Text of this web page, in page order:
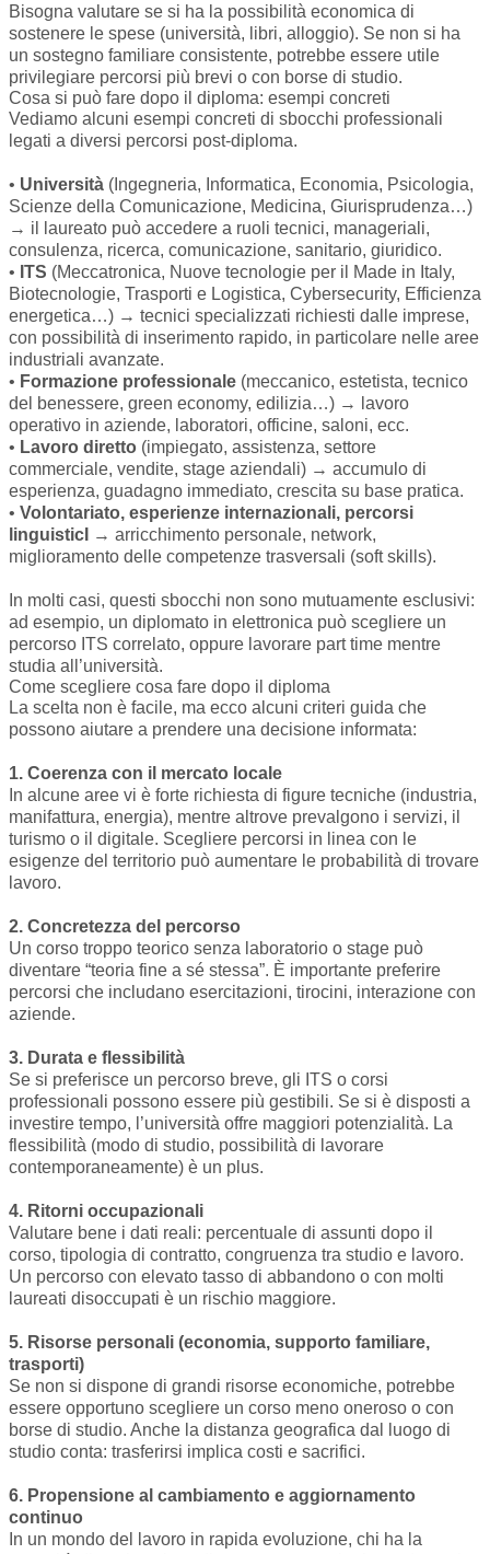
Bisogna valutare se si ha la possibilità economica di
sostenere le spese (università, libri, alloggio). Se non si ha
un sostegno familiare consistente, potrebbe essere utile
privilegiare percorsi più brevi o con borse di studio.
Cosa si può fare dopo il diploma: esempi concreti
Vediamo alcuni esempi concreti di sbocchi professionali
legati a diversi percorsi post-diploma.
• Università (Ingegneria, Informatica, Economia, Psicologia,
Scienze della Comunicazione, Medicina, Giurisprudenza…)
→ il laureato può accedere a ruoli tecnici, manageriali,
consulenza, ricerca, comunicazione, sanitario, giuridico.
• ITS (Meccatronica, Nuove tecnologie per il Made in Italy,
Biotecnologie, Trasporti e Logistica, Cybersecurity, Efficienza
energetica…) → tecnici specializzati richiesti dalle imprese,
con possibilità di inserimento rapido, in particolare nelle aree
industriali avanzate.
• Formazione professionale (meccanico, estetista, tecnico
del benessere, green economy, edilizia…) → lavoro
operativo in aziende, laboratori, officine, saloni, ecc.
• Lavoro diretto (impiegato, assistenza, settore
commerciale, vendite, stage aziendali) → accumulo di
esperienza, guadagno immediato, crescita su base pratica.
• Volontariato, esperienze internazionali, percorsi
linguisticI
→ arricchimento personale, network,
miglioramento delle competenze trasversali (soft skills).
In molti casi, questi sbocchi non sono mutuamente esclusivi:
ad esempio, un diplomato in elettronica può scegliere un
percorso ITS correlato, oppure lavorare part time mentre
studia all’università.
Come scegliere cosa fare dopo il diploma
La scelta non è facile, ma ecco alcuni criteri guida che
possono aiutare a prendere una decisione informata:
1. Coerenza con il mercato locale
In alcune aree vi è forte richiesta di figure tecniche (industria,
manifattura, energia), mentre altrove prevalgono i servizi, il
turismo o il digitale. Scegliere percorsi in linea con le
esigenze del territorio può aumentare le probabilità di trovare
lavoro.
2. Concretezza del percorso
Un corso troppo teorico senza laboratorio o stage può
diventare “teoria fine a sé stessa”. È importante preferire
percorsi che includano esercitazioni, tirocini, interazione con
aziende.
3. Durata e flessibilità
Se si preferisce un percorso breve, gli ITS o corsi
professionali possono essere più gestibili. Se si è disposti a
investire tempo, l’università offre maggiori potenzialità. La
flessibilità (modo di studio, possibilità di lavorare
contemporaneamente) è un plus.
4. Ritorni occupazionali
Valutare bene i dati reali: percentuale di assunti dopo il
corso, tipologia di contratto, congruenza tra studio e lavoro.
Un percorso con elevato tasso di abbandono o con molti
laureati disoccupati è un rischio maggiore.
5. Risorse personali (economia, supporto familiare,
trasporti)
Se non si dispone di grandi risorse economiche, potrebbe
essere opportuno scegliere un corso meno oneroso o con
borse di studio. Anche la distanza geografica dal luogo di
studio conta: trasferirsi implica costi e sacrifici.
6. Propensione al cambiamento e aggiornamento
continuo
In un mondo del lavoro in rapida evoluzione, chi ha la